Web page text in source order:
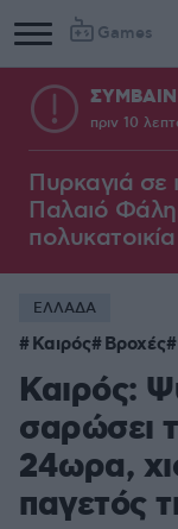
Games
πριν 10
Πυρκαγιά σε
Παλαιό
πολυκατοικία
ΕΛΛΑΔΑ
Καιρός Βροχές
Καιρός:
σαρώσει
24ωρα,
παγετός